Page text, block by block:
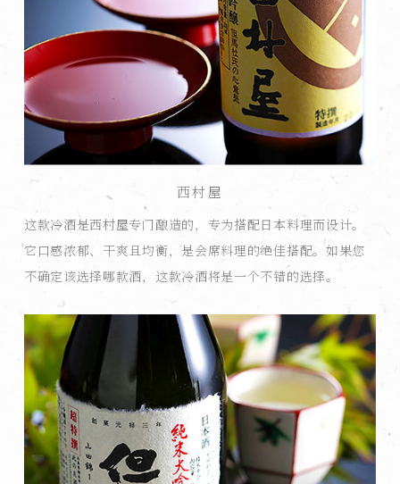
西村屋
这款冷酒是西村屋专门酿造的，专为搭配日本料理而设计。
它口感浓郁、干爽且均衡，是会席料理的绝佳搭配。如果您
不确定该选择哪款酒，这款冷酒将是一个不错的选择。